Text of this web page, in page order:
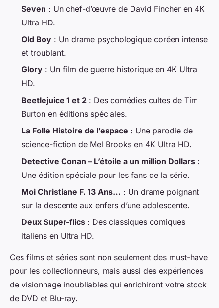
Seven : Un chef-d’œuvre de David Fincher en 4K
Ultra HD.
Old Boy : Un drame psychologique coréen intense
et troublant.
Glory : Un film de guerre historique en 4K Ultra
HD.
Beetlejuice 1 et 2 : Des comédies cultes de Tim
Burton en éditions spéciales.
La Folle Histoire de l’espace : Une parodie de
science-fiction de Mel Brooks en 4K Ultra HD.
Detective Conan – L’étoile a un million Dollars :
Une édition spéciale pour les fans de la série.
Moi Christiane F. 13 Ans… : Un drame poignant
sur la descente aux enfers d’une adolescente.
Deux Super-flics : Des classiques comiques
italiens en Ultra HD.
Ces films et séries sont non seulement des must-have
pour les collectionneurs, mais aussi des expériences
de visionnage inoubliables qui enrichiront votre stock
de DVD et Blu-ray.